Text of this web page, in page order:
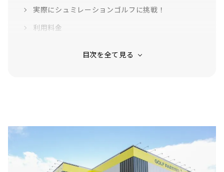
実際にシュミレーションゴルフに挑戦！
利用料金
フパートナー」